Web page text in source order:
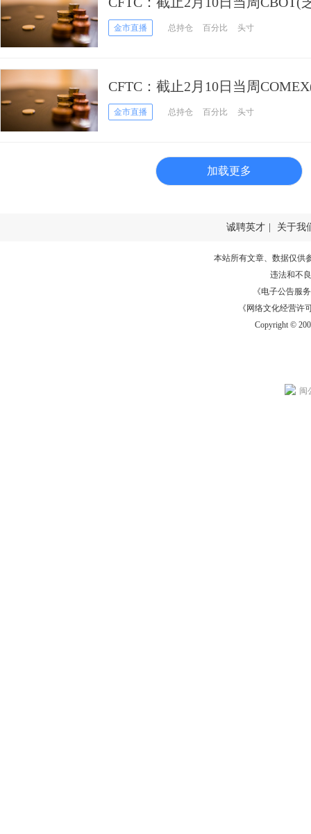
冬小麦期货持仓报告
金市直播 总持仓 百分比 头寸
CFTC：截止2月10日当周
白银期货持仓报告
金市直播 总持仓 百分比 头寸
加载更多
诚聘英才 关于我
本站所有文章、数据仅供
违法和不
《电子公告服务
《网络文化经营许
Copyright ©
闽